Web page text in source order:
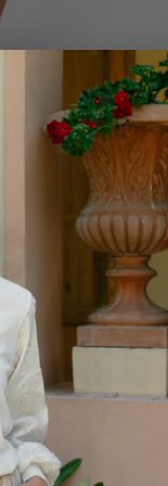
Blue
vereint modernen Stil mit
und optimale
eine feminine und
ideal für Alltag,